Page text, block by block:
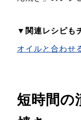
▼関連レシピも
オイルと合わせ
短時間の